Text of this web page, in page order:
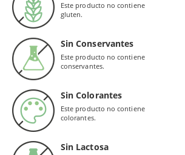
Este producto no contiene
gluten.
Sin Conservantes
Este producto no contiene
conservantes.
Sin Colorantes
Este producto no contiene
colorantes.
Sin Lactosa